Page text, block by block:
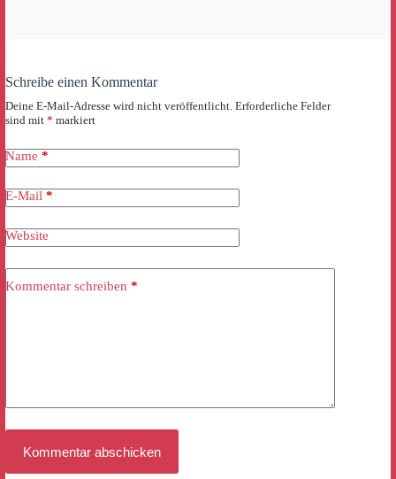
Schreibe einen Kommentar
Deine E-Mail-Adresse wird nicht veröffentlicht. Erforderliche Felder
sind mit * markiert
Name *
E-Mail *
Website
Kommentar schreiben *
Kommentar abschicken